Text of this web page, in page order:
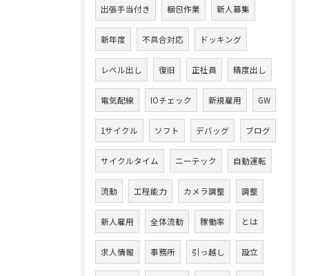
出張手当付き 梱包作業 新人募集
新年度 不具合対応 ドッキング
レベル出し 復旧 正社員 精度出し
電気配線 IOチェック 新規雇用 GW
1サイクル ソフト デバッグ ブログ
サイクルタイム ニーテック 自動運転
流動 工程能力 カメラ調整 調整
新人雇用 全体流動 稼働率 とは
求人情報 事務所 引っ越し 設立